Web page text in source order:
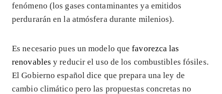
fenómeno (los gases contaminantes ya emitidos
perdurarán en la atmósfera durante milenios).
Es necesario pues un modelo quefavorezca las
renovables y reducir el uso de los combustibles fósiles.
El Gobierno español dice que prepara una ley de
cambio climático pero las propuestas concretas no